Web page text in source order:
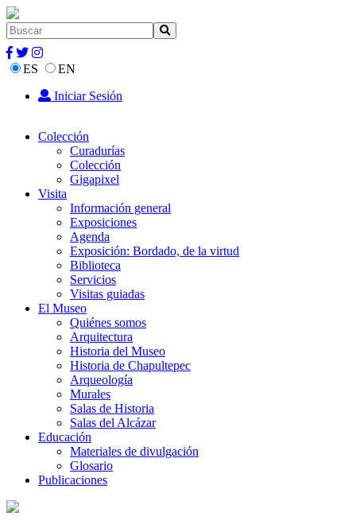
ES
EN
Iniciar Sesión
Colección
Curadurías
Colección
Gigapixel
Visita
Información general
Exposiciones
Agenda
Exposición: Bordado, de la virtud
Biblioteca
Servicios
Visitas guiadas
El Museo
Quiénes somos
Arquitectura
Historia del Museo
Historia de Chapultepec
Arqueología
Murales
Salas de Historia
Salas del Alcázar
Educación
Materiales de divulgación
Glosario
Publicaciones